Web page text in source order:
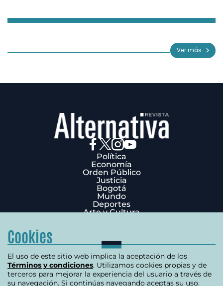
3
Ver más
Política
Economía
Orden Público
Justicia
Bogotá
Mundo
Deportes
Arte y Cultura
Términos y condiciones
Política de privacidad
Política de cookies
Contáctenos
Carrera 7 # 75-51 Edificio Terpel Oficina 501
Cookies
El uso de este sitio web implica la aceptación de los
Términos y condiciones. Utilizamos cookies propias y de
terceros para mejorar la experiencia del usuario a través de
su navegación. Si continúas navegando aceptas su uso.